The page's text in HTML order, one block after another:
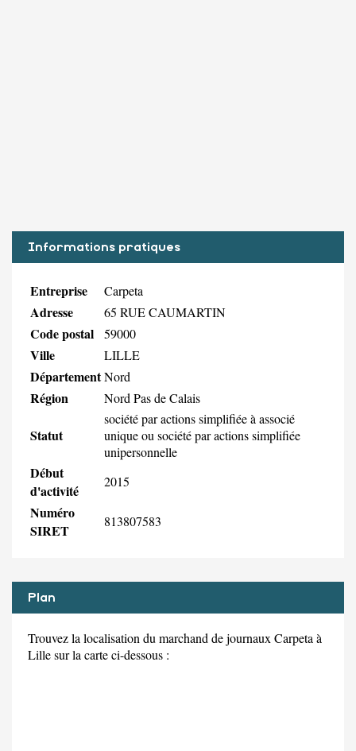
Informations pratiques
Entreprise Carpeta
Adresse 65 RUE CAUMARTIN
Code postal 59000
Ville LILLE
DépartementNord
Région Nord Pas de Calais
Statut
société par actions simplifiée à associé
unique ou société par actions simplifiée
unipersonnelle
Début
d'activité
2015
Numéro
SIRET
813807583
Plan
Trouvez la localisation du marchand de journaux Carpeta à
Lille sur la carte ci-dessous :